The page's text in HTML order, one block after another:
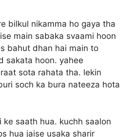
bilkul nikamma ho gaya tha
main sabaka svaami hoon
bahut dhan hai main to
sakata hoon. yahee
sota rahata tha. lekin
soch ka bura nateeza hota
ke saath hua. kuchh saalon
hua jaise usaka sharir